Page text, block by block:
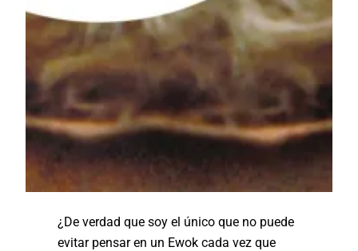
¿De verdad que soy el único que no puede
evitar pensar en un Ewok cada vez que